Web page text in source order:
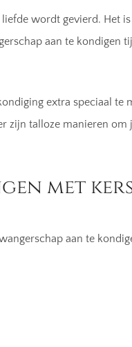
wordt gevierd. Het
aan te kondigen
extra speciaal te
zijn talloze manieren
met
aan te